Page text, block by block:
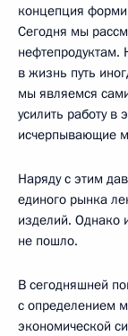
концепция
Сегодня мы
нефтепродуктам.
в жизнь путь
мы являемся
усилить работу в
исчерпывающие
Наряду с этим
единого рынка
изделий. Однако
не пошло.
В сегодняшней
с определением
экономической